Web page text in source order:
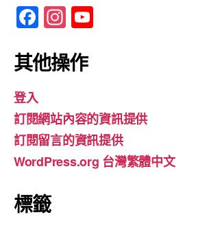
F
a
c
b
o
o
k
In
st
a
gr
a
m
u
b
e
其他操作
登入
訂閱網站內容的資訊提供
訂閱留言的資訊提供
WordPress.org 台灣繁體中文
標籤